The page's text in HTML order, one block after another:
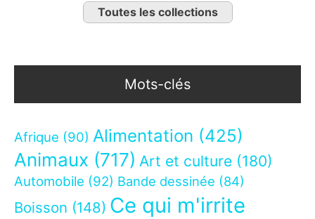
Toutes les collections
Mots-clés
Afrique (90) Alimentation (425)
Animaux (717) Art et culture (180)
Automobile (92) Bande dessinée (84)
Boisson (148) Ce qui m'irrite